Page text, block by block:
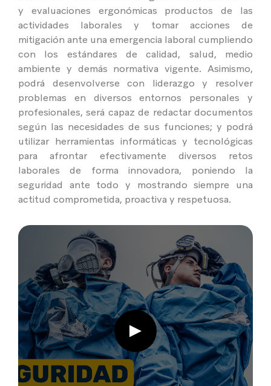
y evaluaciones ergonómicas productos de las
actividades laborales y tomar acciones de
mitigación ante una emergencia laboral cumpliendo
con los estándares de calidad, salud, medio
ambiente y demás normativa vigente. Asimismo,
podrá desenvolverse con liderazgo y resolver
problemas en diversos entornos personales y
profesionales, será capaz de redactar documentos
según las necesidades de sus funciones; y podrá
utilizar herramientas informáticas y tecnológicas
para afrontar efectivamente diversos retos
laborales de forma innovadora, poniendo la
seguridad ante todo y mostrando siempre una
actitud comprometida, proactiva y respetuosa.